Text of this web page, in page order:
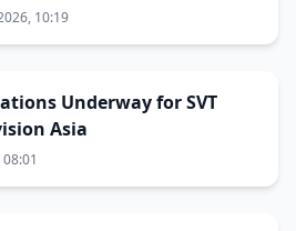
10:19
Underway for SVT
Asia